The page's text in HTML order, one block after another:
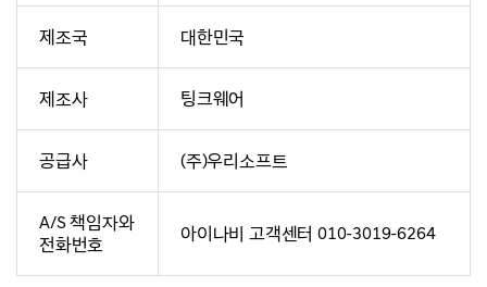
제조국 대한민국
제조사 팅크웨어
공급사 (주)우리소프트
A/S 책임자와
전화번호
아이나비 고객센터 010-3019-6264